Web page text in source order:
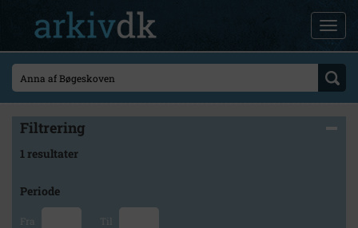
Filtrering
1 resultater
Periode
Fra Til